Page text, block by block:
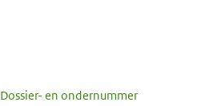
Dossier- en ondernummer